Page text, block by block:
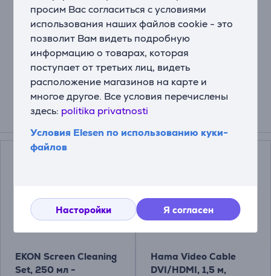
просим Вас согласиться с условиями
использования наших файлов cookie - это
позволит Вам видеть подробную
информацию о товарах, которая
поступает от третьих лиц, видеть
расположение магазинов на карте и
многое другое. Все условия перечислены
здесь: politika privatnosti
Условия Elesen по использованию куки-
файлов
Насторойки Я согласен
Передовыеинтерфейсы
Поддержкановейшихигровыхконсолейи
аксессуаров: HDMI2.1,USB3.0,AirPlay,
SharetoTV.Меньшезадержек,вышескорость
передачиданныхибольшевозможностей.
EKON Screen Cleaning
Set, 250 мл -
Hama Video Cable
DVI/HDMI, 1,5 м,